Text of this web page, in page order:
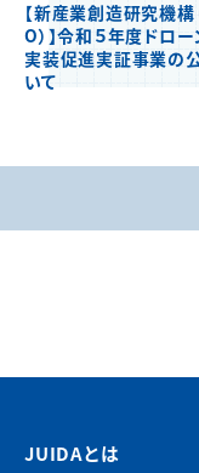
【新産業創造研究機構
O）】令和５年度ドロ
実装促進実証事業の
いて
JUIDAとは